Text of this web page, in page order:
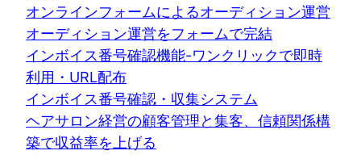
オンラインフォームによるオーディション運営
オーディション運営をフォームで完結
インボイス番号確認機能-ワンクリックで即時
利用・URL配布
インボイス番号確認・収集システム
ヘアサロン経営の顧客管理と集客、信頼関係構
築で収益率を上げる